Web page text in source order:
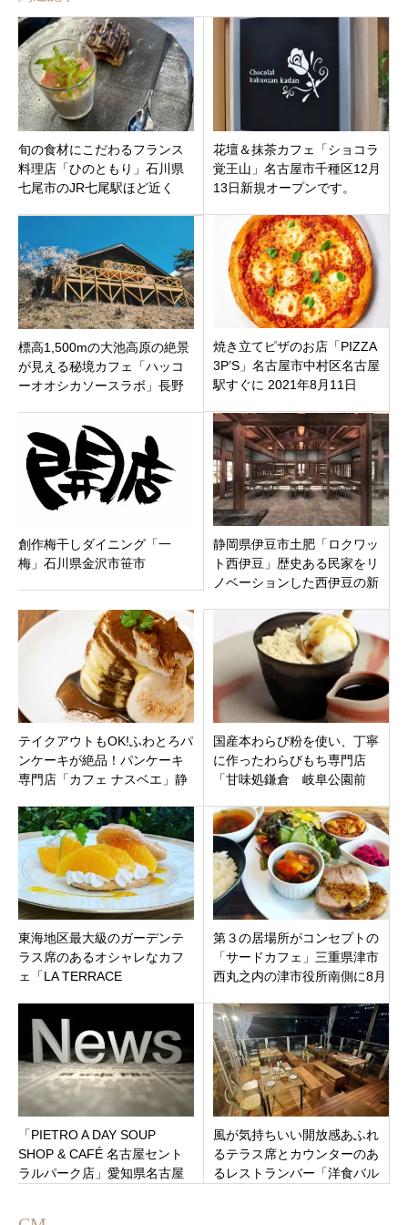
旬の食材にこだわるフランス
料理店「ひのともり」石川県
七尾市のJR七尾駅ほど近く
花壇＆抹茶カフェ「ショコラ
覚王山」名古屋市千種区12月
13日新規オープンです。
標高1,500mの大池高原の絶景
が見える秘境カフェ「ハッコ
ーオオシカソースラボ」長野
焼き立てピザのお店「PIZZA
3P’S」名古屋市中村区名古屋
駅すぐに 2021年8月11日
創作梅干しダイニング「一
梅」石川県金沢市笹市
静岡県伊豆市土肥「ロクワッ
ト西伊豆」歴史ある民家をリ
ノベーションした西伊豆の新
テイクアウトもOK!ふわとろパ
ンケーキが絶品！パンケーキ
専門店「カフェ ナスベエ」静
国産本わらび粉を使い、丁寧
に作ったわらびもち専門店
「甘味処鎌倉 岐阜公園前
東海地区最大級のガーデンテ
ラス席のあるオシャレなカフ
ェ「LA TERRACE
第３の居場所がコンセプトの
「サードカフェ」三重県津市
西丸之内の津市役所南側に8月
「PIETRO A DAY SOUP
SHOP & CAFÉ 名古屋セント
ラルパーク店」愛知県名古屋
風が気持ちいい開放感あふれ
るテラス席とカウンターのあ
るレストランバー「洋食バル